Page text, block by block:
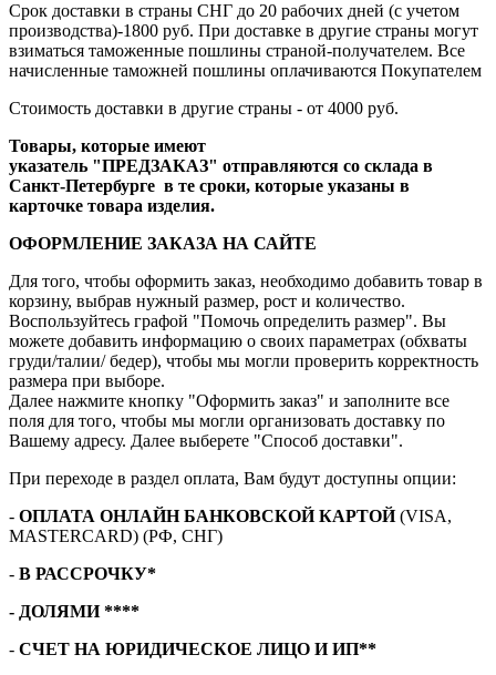
Срок доставки в страны СНГ до 20 рабочих дней (с учетом
производства)-1800 руб. При доставке в другие страны могут
взиматься таможенные пошлины страной-получателем. Все
начисленные таможней пошлины оплачиваются Покупателем
Стоимость доставки в другие страны - от 4000 руб.
Товары, которые имеют
указатель "ПРЕДЗАКАЗ" отправляются со склада в
Санкт-Петербурге в те сроки, которые указаны в
карточке товара изделия.
ОФОРМЛЕНИЕ ЗАКАЗА НА САЙТЕ
Для того, чтобы оформить заказ, необходимо добавить товар в
корзину, выбрав нужный размер, рост и количество.
Воспользуйтесь графой "Помочь определить размер". Вы
можете добавить информацию о своих параметрах (обхваты
груди/талии/ бедер), чтобы мы могли проверить корректность
размера при выборе.
Далее нажмите кнопку "Оформить заказ" и заполните все
поля для того, чтобы мы могли организовать доставку по
Вашему адресу. Далее выберете "Способ доставки".
При переходе в раздел оплата, Вам будут доступны опции:
- ОПЛАТА ОНЛАЙН БАНКОВСКОЙ КАРТОЙ(VISA,
MASTERCARD) (РФ, СНГ)
- В РАССРОЧКУ*
- ДОЛЯМИ ****
- СЧЕТ НА ЮРИДИЧЕСКОЕ ЛИЦО И ИП**